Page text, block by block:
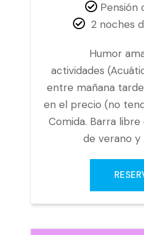
Pensión
2 noches
Humor
actividades
entre mañana
en el precio (no
Comida. Barra
de verano y